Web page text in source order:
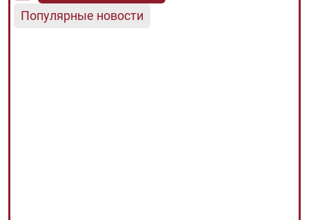
Популярные новости